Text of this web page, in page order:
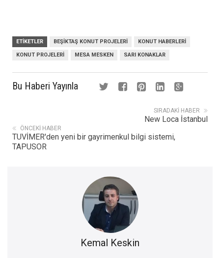
ETIKETLER BEŞIKTAŞ KONUT PROJELERI KONUT HABERLERI
KONUT PROJELERI MESA MESKEN SARI KONAKLAR
Bu Haberi Yayınla
SIRADAKI HABER
New Loca İstanbul
ÖNCEKI HABER
TUVİMER'den yeni bir gayrimenkul bilgi sistemi,
TAPUSOR
Kemal Keskin